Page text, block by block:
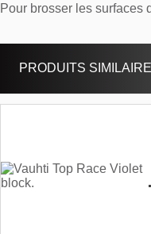
Pour brosser les surfaces
PRODUITS